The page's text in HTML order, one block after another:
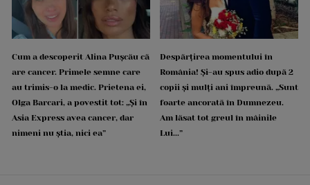
Cum a descoperit Alina Pușcău că
are cancer. Primele semne care
au trimis-o la medic. Prietena ei,
Olga Barcari, a povestit tot: „Și în
Asia Express avea cancer, dar
nimeni nu știa, nici ea”
Despărțirea momentului în
România! Și-au spus adio după 2
copii și mulți ani împreună. „Sunt
foarte ancorată în Dumnezeu.
Am lăsat tot greul în mâinile
Lui...”